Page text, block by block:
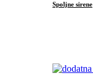
Spoljne sirene